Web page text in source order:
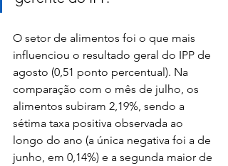
O setor de alimentos foi o que mais
influenciou o resultado geral do IPP de
agosto (0,51 ponto percentual). Na
comparação com o mês de julho, os
alimentos subiram 2,19%, sendo a
sétima taxa positiva observada ao
longo do ano (a única negativa foi a de
junho, em 0,14%) e a segunda maior de